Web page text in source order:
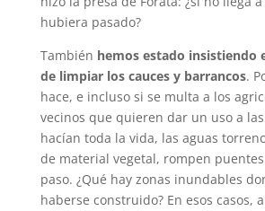
hubiera pasado?
También hemos estado insistiendo
de limpiar los cauces y barrancos.
hace, e incluso si se multa a los
vecinos que quieren dar un uso a
hacían toda la vida, las aguas
de material vegetal, rompen
paso. ¿Qué hay zonas inundables
haberse construido? En esos casos,